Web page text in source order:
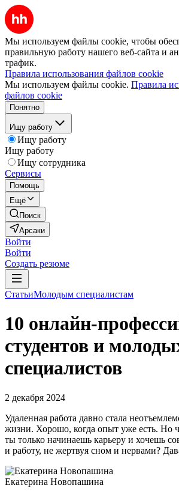
Мы используем файлы cookie, чтобы
правильную работу нашего веб-сайта и
трафик.
Правила использования файлов cookie
Мы используем файлы cookie. Правила
файлов cookie
Понятно
Ищу работу
Ищу работу
Ищу работу
Ищу сотрудника
Сервисы
Помощь
Ещё
Поиск
Арсаки
Войти
Войти
Создать резюме
СтатьиМолодым специалистам
10 онлайн-
студентов и
специалистов
2 декабря 2024
Удаленная работа давно стала
жизни. Хорошо, когда опыт уже есть. Но
ты только начинаешь карьеру и хочешь
и работу, не жертвуя сном и нервами?
Екатерина Новопашина